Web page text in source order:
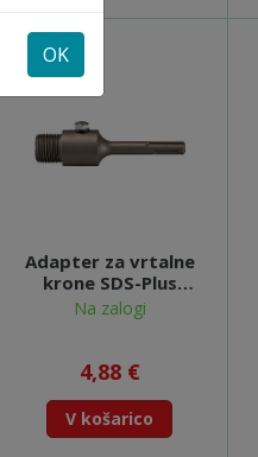
Adapter za vrtalne
krone SDS-Plus
110mm - D-73988
Na zalogi
4,88 €
V košarico
OK